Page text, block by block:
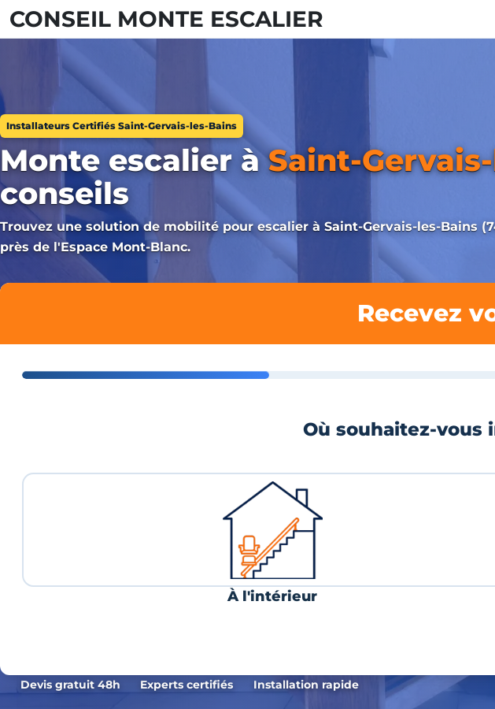
CONSEIL MONTE ESCALIER
Installateurs Certifiés Saint-Gervais-les-Bains
Monte escalier àSaint-
conseils
Trouvez une solution de mobilité pour escalier à Saint-Gervais-les-Bains
près de l'Espace Mont-Blanc.
Recevez
Où souhaitez-vous
À l'intérieur
Devis gratuit 48h Experts certifiés Installation rapide